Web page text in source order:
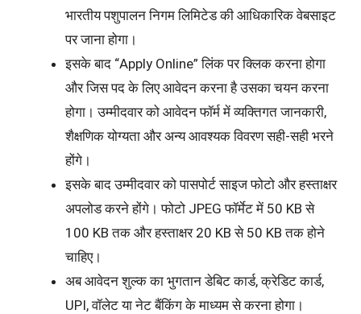
भारतीय पशुपालन निगम लिमिटेड की आधिकारिक वेबसाइट
पर जाना होगा।
इसके बाद “Apply Online” लिंक पर क्लिक करना होगा
और जिस पद के लिए आवेदन करना है उसका चयन करना
होगा। उम्मीदवार को आवेदन फॉर्म में व्यक्तिगत जानकारी,
शैक्षणिक योग्यता और अन्य आवश्यक विवरण सही-सही भरने
होंगे।
इसके बाद उम्मीदवार को पासपोर्ट साइज फोटो और हस्ताक्षर
अपलोड करने होंगे। फोटो JPEG फॉर्मेट में 50 KB से
100 KB तक और हस्ताक्षर 20 KB से 50 KB तक होने
चाहिए।
अब आवेदन शुल्क का भुगतान डेबिट कार्ड, क्रेडिट कार्ड,
UPI, वॉलेट या नेट बैंकिंग के माध्यम से करना होगा।